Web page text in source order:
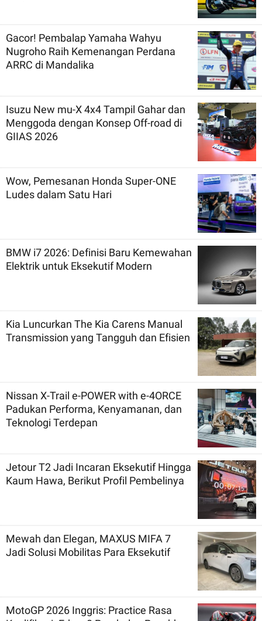
Gacor! Pembalap Yamaha Wahyu
Nugroho Raih Kemenangan Perdana
ARRC di Mandalika
Isuzu New mu-X 4x4 Tampil Gahar dan
Menggoda dengan Konsep Off-road di
GIIAS 2026
Wow, Pemesanan Honda Super-ONE
Ludes dalam Satu Hari
BMW i7 2026: Definisi Baru Kemewahan
Elektrik untuk Eksekutif Modern
Kia Luncurkan The Kia Carens Manual
Transmission yang Tangguh dan Efisien
Nissan X-Trail e-POWER with e-4ORCE
Padukan Performa, Kenyamanan, dan
Teknologi Terdepan
Jetour T2 Jadi Incaran Eksekutif Hingga
Kaum Hawa, Berikut Profil Pembelinya
Mewah dan Elegan, MAXUS MIFA 7
Jadi Solusi Mobilitas Para Eksekutif
MotoGP 2026 Inggris: Practice Rasa